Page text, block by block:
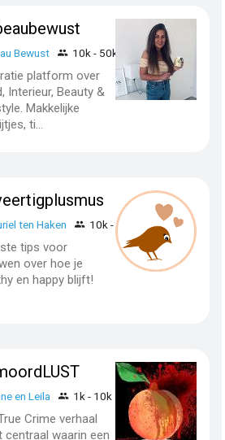
Bewust 10k - 50k
platform over
Interieur, Beauty &
Makkelijke
ti...
ten Haken 10k - 50k
tips voor
over hoe je
en happy blijft!
en Leila 1k - 10k
Crime verhaal
centraal waarin een